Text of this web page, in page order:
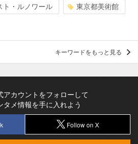
ト・ルノワール 東京都美術館
キーワードをもっと見る
アカウントをフォローして
タメ情報を手に入れよう
Follow on X